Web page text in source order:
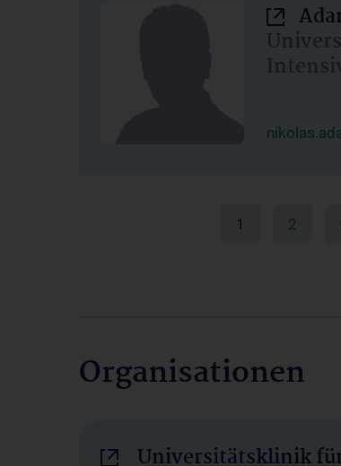
1 2
Organisationen
Universitätsklinik